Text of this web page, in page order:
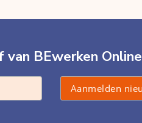
BEwerken Online